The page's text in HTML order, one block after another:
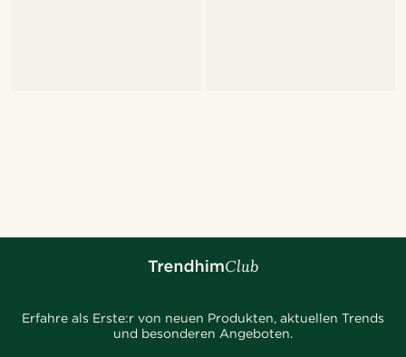
Erfahre als Erste:r von neuen Produkten, aktuellen Trends
und besonderen Angeboten.